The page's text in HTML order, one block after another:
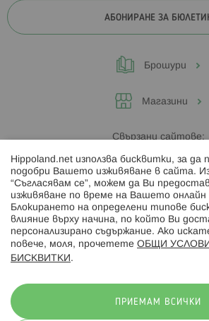
АБОНИРАНЕ ЗА
Брошури
Магазини
Свързани сайтове:
Hippoland.ro
Последвайте ни:
Hippoland.net използва бисквитки, за да
подобри Вашето изживяване в сайта.
“Съгласявам се”, можем да Ви
изживяване по време на Вашето онлайн
Блокирането на определени типове
влияние върху начина, по който Ви
персонализирано съдържание. Ако
повече, моля, прочетете ОБЩИ
БИСКВИТКИ .
ПРИЕМАМ ВСИЧКИ